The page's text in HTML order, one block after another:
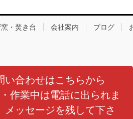
窯・焚き台 会社案内 ブログ
い合わせはこちらから
作業中は電話に出られま
メッセージを残して下さ